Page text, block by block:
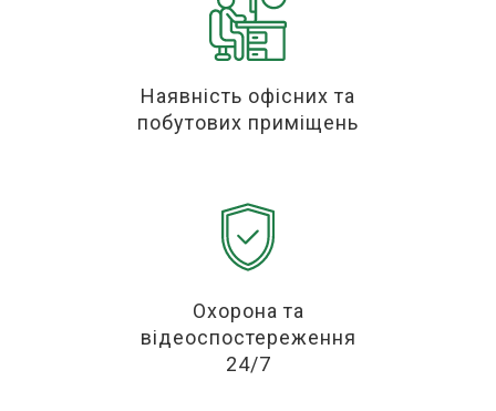
Наявність офісних та
побутових приміщень
Охорона та
відеоспостереження
24/7